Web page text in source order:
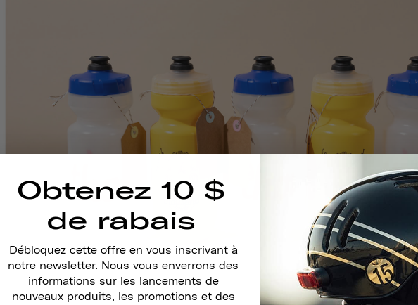
Obtenez 10 $
de rabais
Débloquez cette offre en vous inscrivant à
notre newsletter. Nous vous enverrons des
informations sur les lancements de
nouveaux produits, les promotions et des